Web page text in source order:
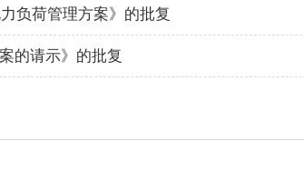
负荷管理方案》的批复
的请示》的批复